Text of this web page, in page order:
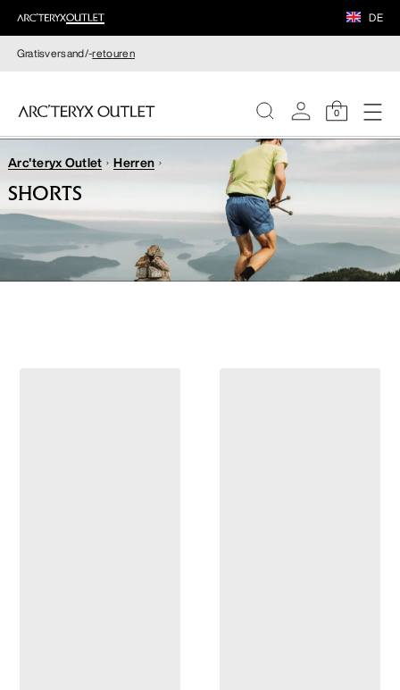
DE
Gratisversand/-retouren
0
DAMEN
HERREN
Arc'teryx Outlet Herren
SHORTS